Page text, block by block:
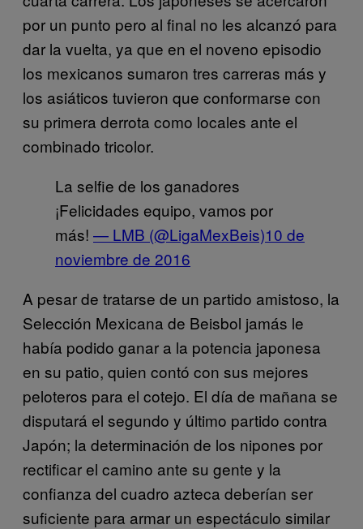
por un punto pero al final no les alcanzó para
dar la vuelta, ya que en el noveno episodio
los mexicanos sumaron tres carreras más y
los asiáticos tuvieron que conformarse con
su primera derrota como locales ante el
combinado tricolor.
La selfie de los ganadores
¡Felicidades equipo, vamos por
más! — LMB (@LigaMexBeis)10 de
noviembre de 2016
A pesar de tratarse de un partido amistoso, la
Selección Mexicana de Beisbol jamás le
había podido ganar a la potencia japonesa
en su patio, quien contó con sus mejores
peloteros para el cotejo. El día de mañana se
disputará el segundo y último partido contra
Japón; la determinación de los nipones por
rectificar el camino ante su gente y la
confianza del cuadro azteca deberían ser
suficiente para armar un espectáculo similar